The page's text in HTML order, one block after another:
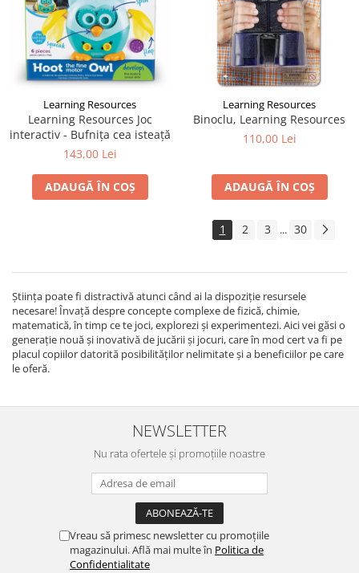
Learning Resources
Learning Resources Joc
interactiv - Bufnița cea isteață
143,00 Lei
ADAUGĂ ÎN COȘ
Learning Resources
Binoclu, Learning Resources
110,00 Lei
ADAUGĂ ÎN COȘ
1 2 3 ... 30
Știința poate fi distractivă atunci când ai la dispoziție resursele
necesare! Învață despre concepte complexe de fizică, chimie,
matematică, în timp ce te joci, explorezi și experimentezi. Aici vei găsi o
generație nouă și inovativă de jucării și jocuri, care în mod cert va fi pe
placul copiilor datorită posibilităților nelimitate și a beneficiilor pe care
le oferă.
NEWSLETTER
Nu rata ofertele și promoțiile noastre
Vreau să primesc newsletter cu promoțiile
magazinului. Află mai multe în Politica de
Confidentialitate